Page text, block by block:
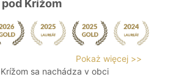
Krížom
Pokaż więcej >>
sa nachádza v obci